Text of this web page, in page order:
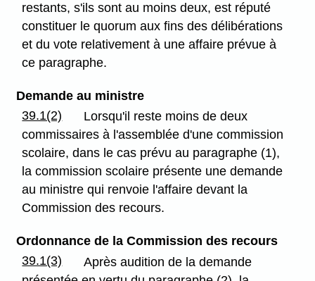
restants, s'ils sont au moins deux, est réputé
constituer le quorum aux fins des délibérations
et du vote relativement à une affaire prévue à
ce paragraphe.
Demande au ministre
39.1(2)
Lorsqu'il reste moins de deux
commissaires à l'assemblée d'une commission
scolaire, dans le cas prévu au paragraphe (1),
la commission scolaire présente une demande
au ministre qui renvoie l'affaire devant la
Commission des recours.
Ordonnance de la Commission des recours
39.1(3)
Après audition de la demande